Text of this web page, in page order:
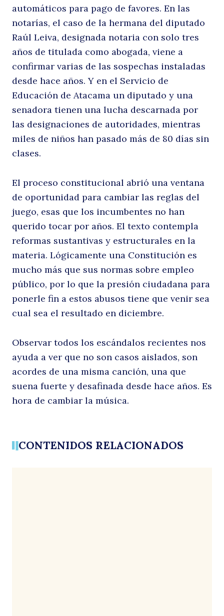
Buscar
automáticos para pago de favores. En las
notarías, el caso de la hermana del diputado
Raúl Leiva, designada notaria con solo tres
años de titulada como abogada, viene a
confirmar varias de las sospechas instaladas
desde hace años. Y en el Servicio de
Educación de Atacama un diputado y una
senadora tienen una lucha descarnada por
las designaciones de autoridades, mientras
miles de niños han pasado más de 80 días sin
clases.
El proceso constitucional abrió una ventana
de oportunidad para cambiar las reglas del
juego, esas que los incumbentes no han
querido tocar por años. El texto contempla
reformas sustantivas y estructurales en la
materia. Lógicamente una Constitución es
mucho más que sus normas sobre empleo
público, por lo que la presión ciudadana para
ponerle fin a estos abusos tiene que venir sea
cual sea el resultado en diciembre.
Observar todos los escándalos recientes nos
ayuda a ver que no son casos aislados, son
acordes de una misma canción, una que
suena fuerte y desafinada desde hace años. Es
hora de cambiar la música.
CONTENIDOS RELACIONADOS